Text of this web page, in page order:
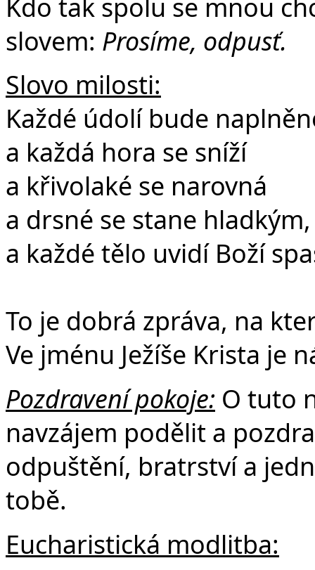
slovem: Prosíme, odpusť.
Slovo milosti:
Každé údolí bude
a každá hora se sníží
a křivolaké se narovná
a drsné se stane hladkým,
a každé tělo uvidí Boží
To je dobrá zpráva, na
Ve jménu Ježíše Krista je
Pozdravení pokoje: O tuto
navzájem podělit a
odpuštění, bratrství a
tobě.
Eucharistická modlitba: